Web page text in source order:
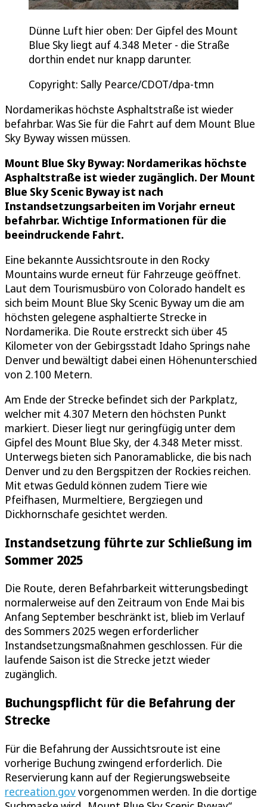
Dünne Luft hier oben: Der Gipfel des Mount
Blue Sky liegt auf 4.348 Meter - die Straße
dorthin endet nur knapp darunter.
Copyright: Sally Pearce/CDOT/dpa-tmn
Nordamerikas höchste Asphaltstraße ist wieder
befahrbar. Was Sie für die Fahrt auf dem Mount Blue
Sky Byway wissen müssen.
Mount Blue Sky Byway: Nordamerikas höchste
Asphaltstraße ist wieder zugänglich. Der Mount
Blue Sky Scenic Byway ist nach
Instandsetzungsarbeiten im Vorjahr erneut
befahrbar. Wichtige Informationen für die
beeindruckende Fahrt.
Eine bekannte Aussichtsroute in den Rocky
Mountains wurde erneut für Fahrzeuge geöffnet.
Laut dem Tourismusbüro von Colorado handelt es
sich beim Mount Blue Sky Scenic Byway um die am
höchsten gelegene asphaltierte Strecke in
Nordamerika. Die Route erstreckt sich über 45
Kilometer von der Gebirgsstadt Idaho Springs nahe
Denver und bewältigt dabei einen Höhenunterschied
von 2.100 Metern.
Am Ende der Strecke befindet sich der Parkplatz,
welcher mit 4.307 Metern den höchsten Punkt
markiert. Dieser liegt nur geringfügig unter dem
Gipfel des Mount Blue Sky, der 4.348 Meter misst.
Unterwegs bieten sich Panoramablicke, die bis nach
Denver und zu den Bergspitzen der Rockies reichen.
Mit etwas Geduld können zudem Tiere wie
Pfeifhasen, Murmeltiere, Bergziegen und
Dickhornschafe gesichtet werden.
Instandsetzung führte zur Schließung im
Sommer 2025
Die Route, deren Befahrbarkeit witterungsbedingt
normalerweise auf den Zeitraum von Ende Mai bis
Anfang September beschränkt ist, blieb im Verlauf
des Sommers 2025 wegen erforderlicher
Instandsetzungsmaßnahmen geschlossen. Für die
laufende Saison ist die Strecke jetzt wieder
zugänglich.
Buchungspflicht für die Befahrung der
Strecke
Für die Befahrung der Aussichtsroute ist eine
vorherige Buchung zwingend erforderlich. Die
Reservierung kann auf der Regierungswebseite
recreation.govvorgenommen werden. In die dortige